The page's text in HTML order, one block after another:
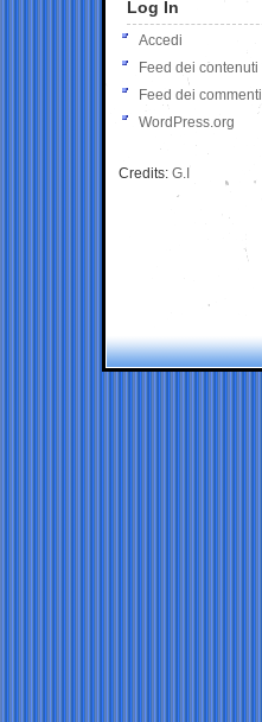
Log In
Accedi
Feed dei contenuti
Feed dei commenti
WordPress.org
Credits: G.I